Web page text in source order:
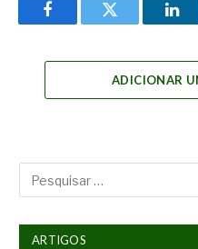
FacebookTwitter
ADICIONAR
ARTIGOS